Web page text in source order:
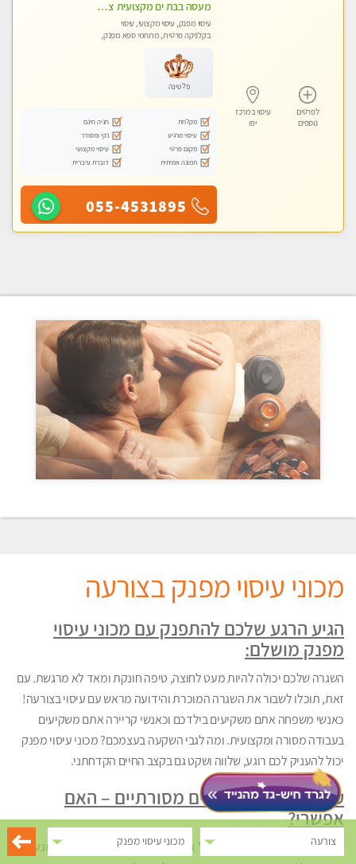
צורעה מכוני עיסוי מפנק
לפרטים
נוספים
עיסוי במרכז
יפו
מעסה בבת ים מקצועית צעירה ואיכותית פרטי!!!-מומלץ לחלוטין!!! VIP פרטי! ​​​​​​ Highly recommended
עיסוי מפנק, עיסוי מקצועי, עיסוי
בקלניקה פרטית, מתחמי ספא מפנק,
פלטינה
מקלחת
חניה חינם
עיסוי מרגיע
נקי ומסודר
מקום פרטי
עיסוי מקצועי
תמונה אמיתית
דוברת עיברית
055-4531895
מכוני עיסוי מפנק בצורעה
הגיע הרגע שלכם להתפנק עם מכוני עיסוי
מפנק מושלם:
השגרה שלכם יכולה להיות מעט לחוצה, טיפה חונקת ומאד לא מרגשת. עם
זאת, תוכלו לשבור את השגרה המוכרת והידועה מראש עם עיסוי בצורעה!
כאנשי משפחה אתם משקיעים בילדכם וכאנשי קריירה אתם משקיעים
בעבודה מסורה ומקצועית. ומה לגבי השקעה בעצמכם? מכוני עיסוי מפנק
יכול להעניק לכם רוגע, שלווה ושקט גם בקצב החיים הקדחתני.
עיסוי בצורעה לאנשים מסורתיים – האם
אפשרי?
מכוני עיסוי מפנק אינו נחלתם של אנשים חילוניים בלבד. בכוחו של מגע